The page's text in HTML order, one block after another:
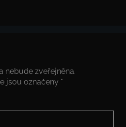
nebude zveřejněna.
jsou označeny *